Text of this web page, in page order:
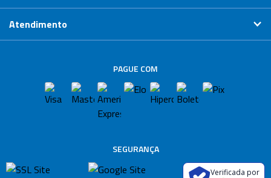
Atendimento
PAGUE COM
SEGURANÇA
Verificada por